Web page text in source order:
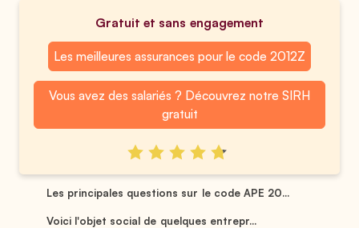
Gratuit et sans engagement
Les meilleures assurances pour le code 2012Z
Vous avez des salariés ? Découvrez notre SIRH
gratuit
Les principales questions sur le code APE 20...
Voici l'objet social de quelques entrepr...